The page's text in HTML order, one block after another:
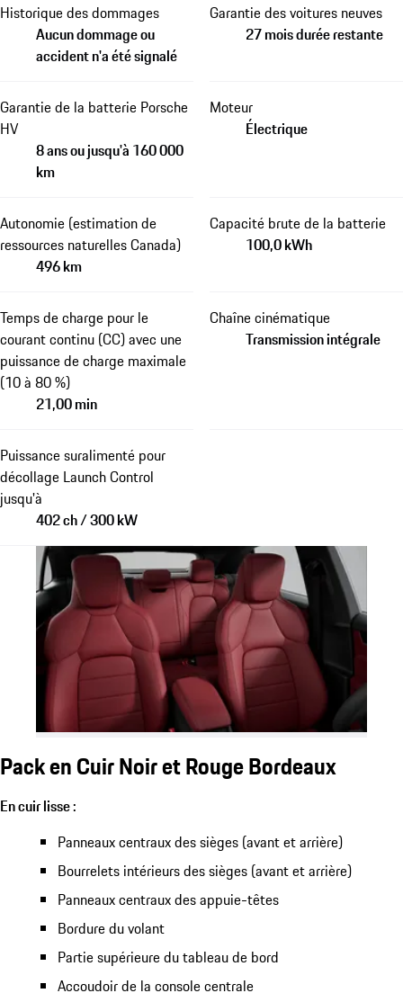
Historique des dommages
Aucun dommage ou
accident n'a été signalé
Garantie des voitures neuves
27 mois durée restante
Garantie de la batterie Porsche
HV
8 ans ou jusqu'à 160 000
km
Moteur
Électrique
Autonomie (estimation de
ressources naturelles Canada)
496 km
Capacité brute de la batterie
100,0 kWh
Temps de charge pour le
courant continu (CC) avec une
puissance de charge maximale
(10 à 80 %)
21,00 min
Chaîne cinématique
Transmission intégrale
Puissance suralimenté pour
décollage Launch Control
jusqu'à
402 ch / 300 kW
Pack en Cuir Noir et Rouge Bordeaux
En cuir lisse :
Panneaux centraux des sièges (avant et arrière)
Bourrelets intérieurs des sièges (avant et arrière)
Panneaux centraux des appuie-têtes
Bordure du volant
Partie supérieure du tableau de bord
Accoudoir de la console centrale